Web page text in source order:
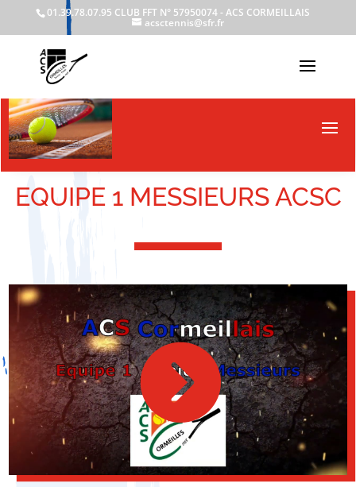
01.39.78.07.95 CLUB FFT N° 57950074 - ACS CORMEILLAIS
acsctennis@sfr.fr
EQUIPE 1 MESSIEURS ACSC